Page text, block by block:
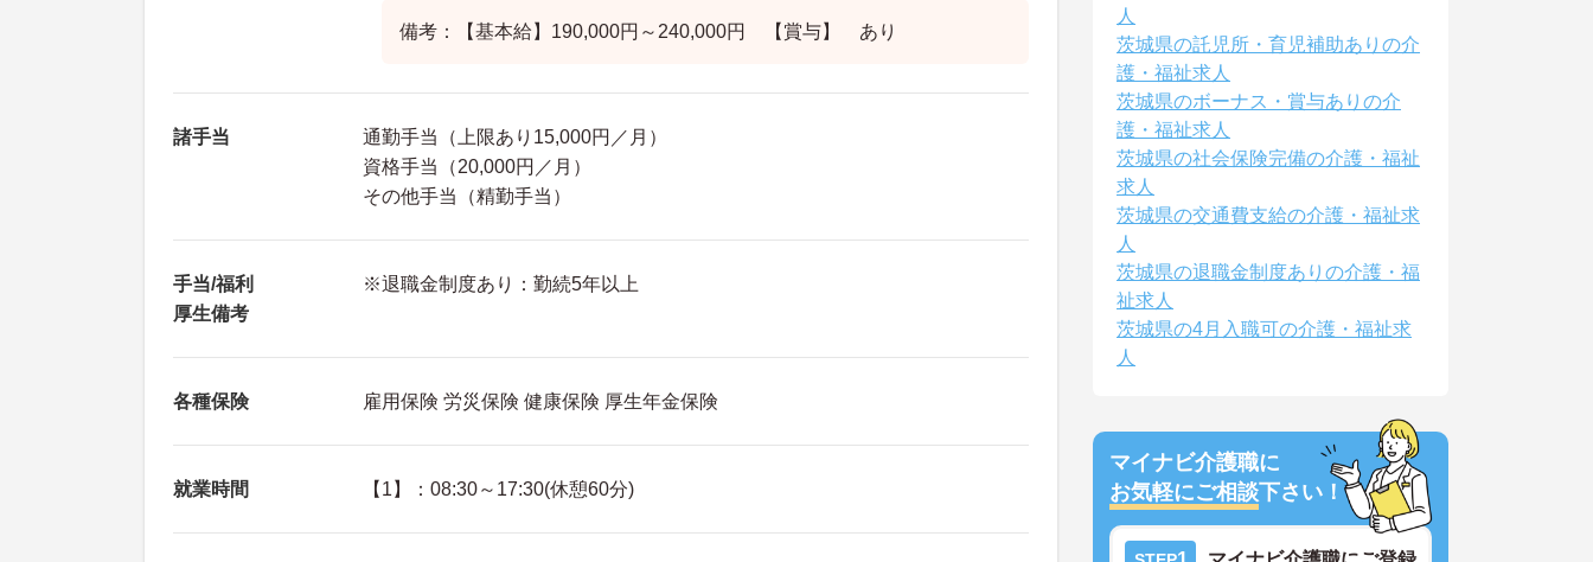
備考：【基本給】190,000円～240,000円 【賞与】 あり
諸手当
通勤手当（上限あり15,000円／月）
資格手当（20,000円／月）
その他手当（精勤手当）
手当/福利
厚生備考
※退職金制度あり：勤続5年以上
各種保険 雇用保険 労災保険 健康保険 厚生年金保険
就業時間 【1】：08:30～17:30(休憩60分)
人
茨城県の託児所・育児補助ありの介
護・福祉求人
茨城県のボーナス・賞与ありの介
護・福祉求人
茨城県の社会保険完備の介護・福祉
求人
茨城県の交通費支給の介護・福祉求
人
茨城県の退職金制度ありの介護・福
祉求人
茨城県の4月入職可の介護・福祉求
人
マイナビ介護職に
お気軽にご相談下さい！